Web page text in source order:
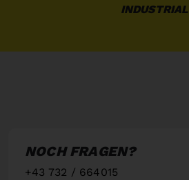
INDUSTRIAL
NOCH FRAGEN?
+43 732 / 664015